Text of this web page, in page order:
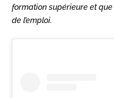
formation supérieure et que
de l’emploi.